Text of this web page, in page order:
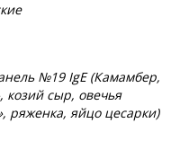
№19 IgE (Камамбер,
сыр, овечья
ряженка, яйцо цесарки)